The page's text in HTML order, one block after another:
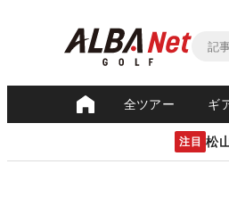
全ツアー ギ
注目 松